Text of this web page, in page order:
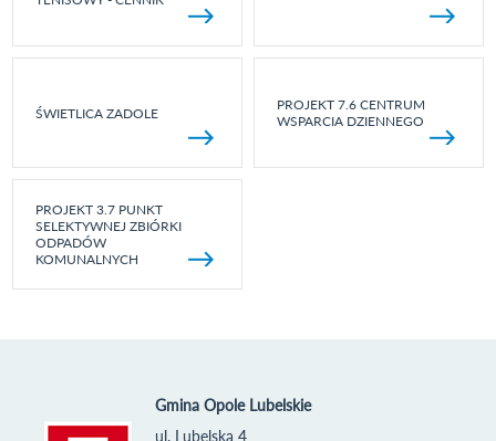
ŚWIETLICA ZADOLE
PROJEKT 7.6 CENTRUM
WSPARCIA DZIENNEGO
PROJEKT 3.7 PUNKT
SELEKTYWNEJ ZBIÓRKI
ODPADÓW
KOMUNALNYCH
Gmina Opole Lubelskie
ul. Lubelska 4